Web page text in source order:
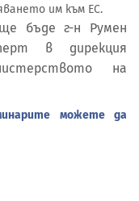
им към ЕС.
бъде г-н Румен
в дирекция
на
можете да